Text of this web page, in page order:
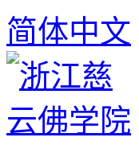
简体中文